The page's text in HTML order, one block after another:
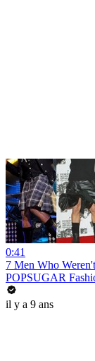
0:41
7 Men Who
POPSUGAR
il y a 9 ans